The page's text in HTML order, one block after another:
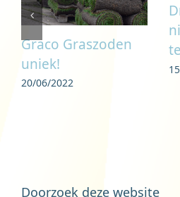
Graco Graszoden
uniek!
20/06/2022
Doorzoek deze website